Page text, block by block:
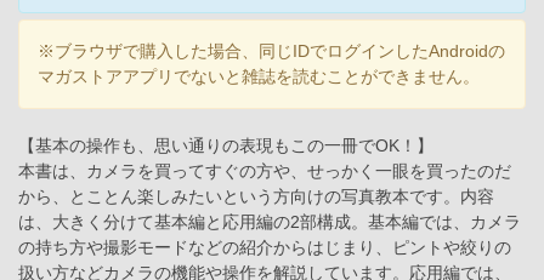
※ブラウザで購入した場合、同じIDでログインしたAndroidの
マガストアアプリでないと雑誌を読むことができません。
【基本の操作も、思い通りの表現もこの一冊でOK！】
本書は、カメラを買ってすぐの方や、せっかく一眼を買ったのだ
から、とことん楽しみたいという方向けの写真教本です。内容
は、大きく分けて基本編と応用編の2部構成。基本編では、カメラ
の持ち方や撮影モードなどの紹介からはじまり、ピントや絞りの
扱い方などカメラの機能や操作を解説しています。応用編では、